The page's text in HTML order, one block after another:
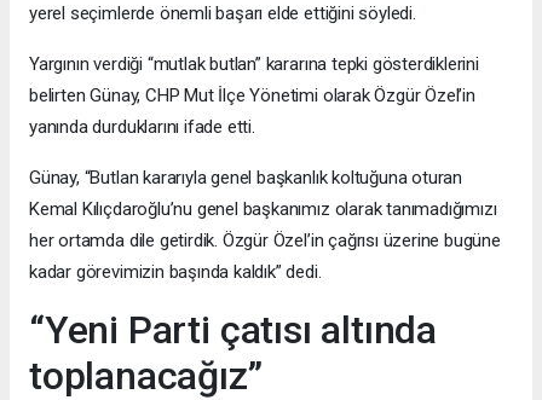
yerel seçimlerde önemli başarı elde ettiğini söyledi.
Yargının verdiği “mutlak butlan” kararına tepki gösterdiklerini
belirten Günay, CHP Mut İlçe Yönetimi olarak Özgür Özel’in
yanında durduklarını ifade etti.
Günay, “Butlan kararıyla genel başkanlık koltuğuna oturan
Kemal Kılıçdaroğlu’nu genel başkanımız olarak tanımadığımızı
her ortamda dile getirdik. Özgür Özel’in çağrısı üzerine bugüne
kadar görevimizin başında kaldık” dedi.
“Yeni Parti çatısı altında
toplanacağız”